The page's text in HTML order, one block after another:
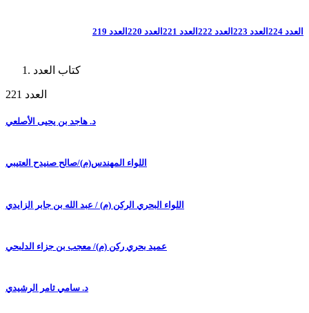
العدد 224 العدد 223 العدد 222 العدد 221 العدد 220 العدد 219
كتاب العدد
العدد 221
د. هاجد بن يحيى الأصلعي
اللواء المهندس(م)/صالح صنيدح العتيبي
اللواء البحري الركن (م) / عبد الله بن جابر الزايدي
عميد بحري ركن (م)/ معجب بن جزاء الدلبحي
د. سامي ثامر الرشيدي